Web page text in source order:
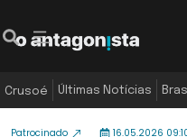
Crusoé Últimas Notícias
Patrocinado 16.05.2026